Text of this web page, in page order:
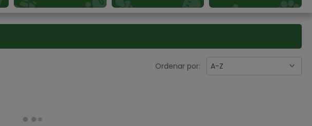
Ordenar por: A-Z